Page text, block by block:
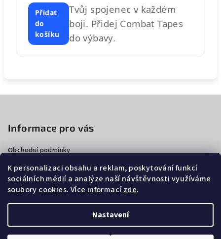
K personalizaci obsahu a reklam, poskytování funkcí
sociálních médií a analýze naší návštěvnosti využíváme
soubory cookies. Více informacízde.
Nastavení
Přidat
do
košíku
Tvůj spojenec v každém
boji. Přidej Combat Tapes
do výbavy.
t
Informace pro vás
Obchodní podmínky
Podmínky ochrany osobních údajů
Doprava a platba
Vrácení zboží a reklamace